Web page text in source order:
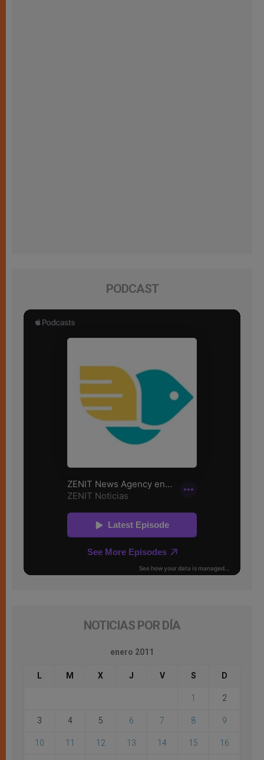
PODCAST
NOTICIAS POR DÍA
enero 2011
L M X J V S D
1 2
3 4 5 6 7 8 9
10 11 12 13 14 15 16